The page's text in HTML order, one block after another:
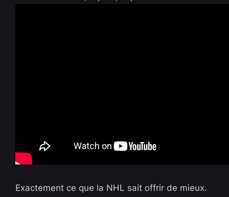
Exactement ce que la NHL sait offrir de mieux.